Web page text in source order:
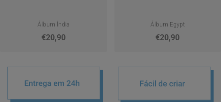
Álbum Índia
€20,90
Álbum Egypt
€20,90